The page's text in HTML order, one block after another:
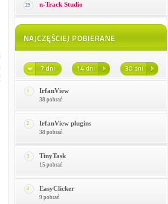
25 n-Track Studio
1 IrfanView
38 pobrań
2 IrfanView plugins
38 pobrań
3 TinyTask
15 pobrań
4 EasyClicker
9 pobrań